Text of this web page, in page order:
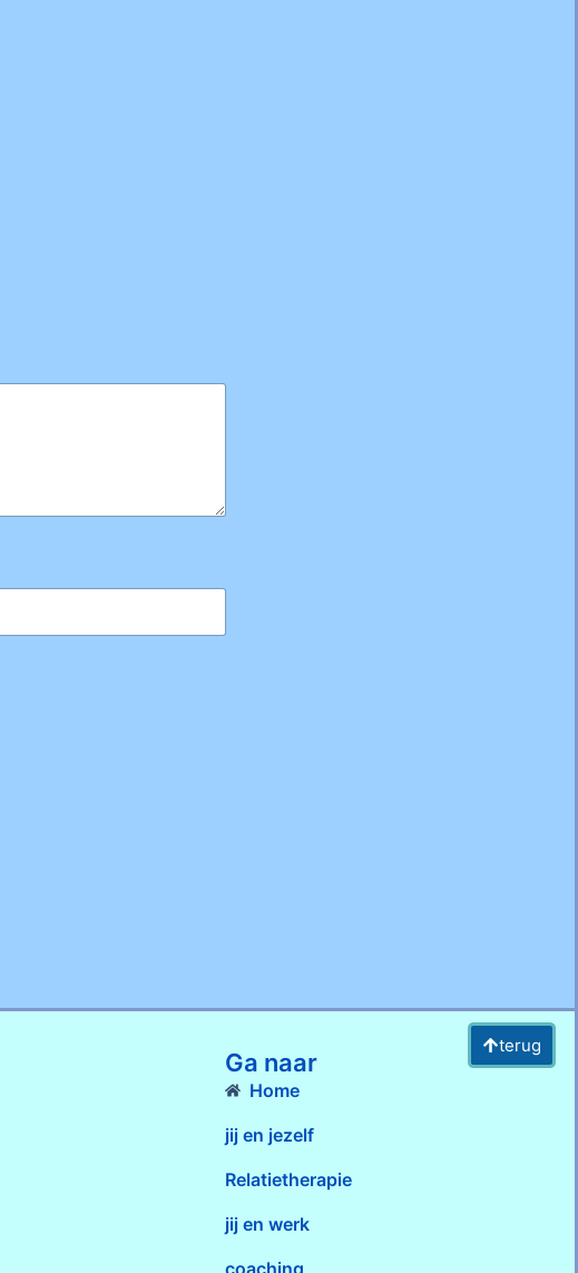
Ga naar
Home
jij en jezelf
Relatietherapie
jij en werk
coaching
terug